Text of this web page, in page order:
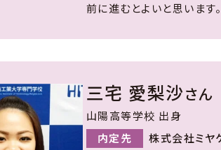
前に進むとよいと思います。
三宅 愛梨沙さん
山陽高等学校 出身
内定先
株式会社ミヤ